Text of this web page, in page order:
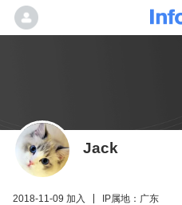
Jack
2018-11-09 加入
IP属地：广东